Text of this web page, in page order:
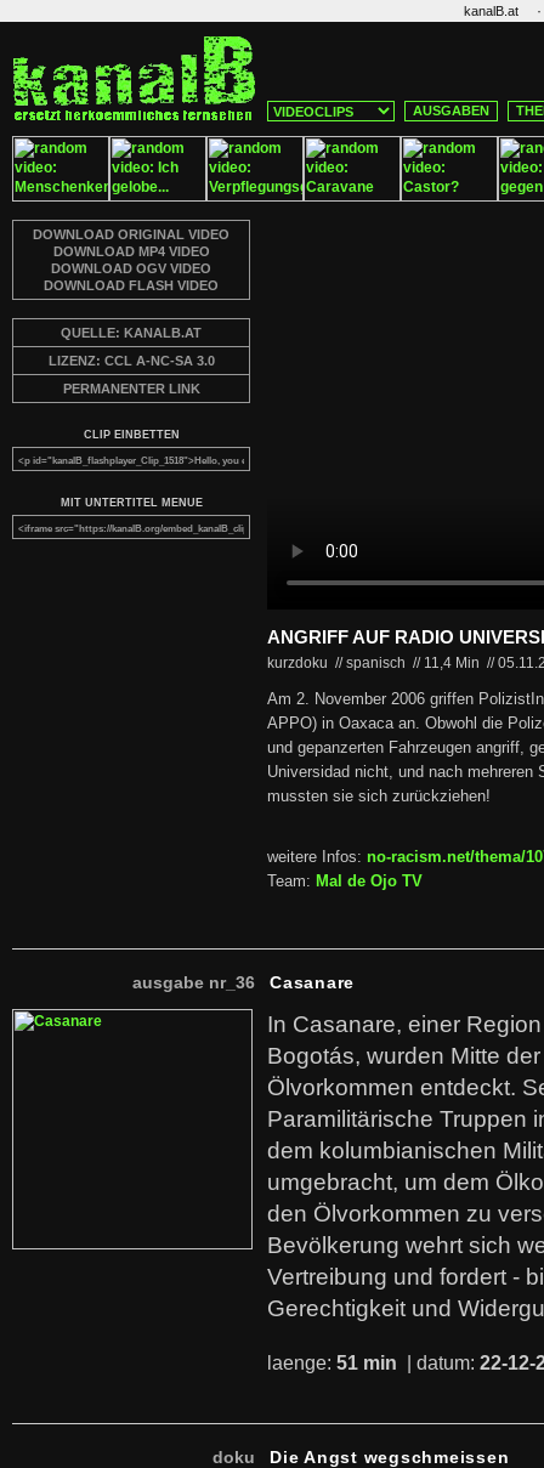
kanalB.at ·
AUSGABEN
DOWNLOAD ORIGINAL VIDEO
DOWNLOAD MP4 VIDEO
DOWNLOAD OGV VIDEO
DOWNLOAD FLASH VIDEO
QUELLE: KANALB.AT
LIZENZ: CCL A-NC-SA 3.0
PERMANENTER LINK
CLIP EINBETTEN
MIT UNTERTITEL MENUE
ANGRIFF AUF RADIO
kurzdoku // spanisch // 11,4 Min //
Am 2. November 2006 griffen
APPO) in Oaxaca an. Obwohl die
und gepanzerten Fahrzeugen angriff,
Universidad nicht, und nach mehreren
mussten sie sich zurückziehen!
weitere Infos: no-racism.net/thema/
Team: Mal de Ojo TV
ausgabe nr_36 Casanare
In Casanare, einer
Bogotás, wurden Mitte
Ölvorkommen entdeckt.
Paramilitärische Truppen
dem kolumbianischen
umgebracht, um dem
den Ölvorkommen zu
Bevölkerung wehrt sich
Vertreibung und fordert -
Gerechtigkeit und
laenge: 51 min | datum: 22-12-
doku Die Angst wegschmeissen